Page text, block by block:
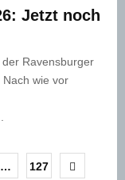
Jetzt noch
Ravensburger
wie vor
… 127